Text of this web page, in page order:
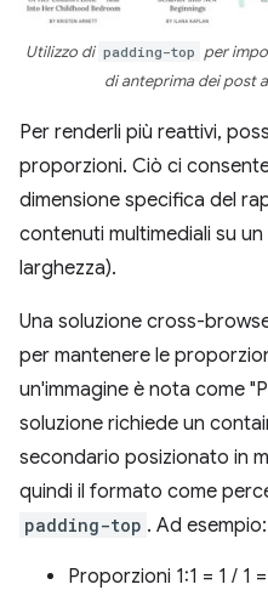
Utilizzo di padding-top per
di anteprima dei post
Per renderli più reattivi,
proporzioni. Ciò ci
dimensione specifica del
contenuti multimediali su
larghezza).
Una soluzione cross-
per mantenere le
un'immagine è nota come
soluzione richiede un
secondario posizionato in
quindi il formato come
padding-top . Ad esempio:
Proporzioni 1:1 = 1 / 1